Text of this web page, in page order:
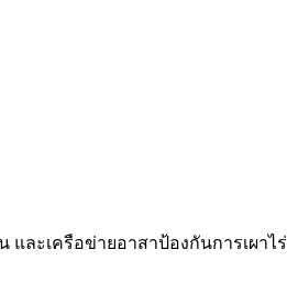
และเครือข่ายอาสาป้องกันการเผาไร่